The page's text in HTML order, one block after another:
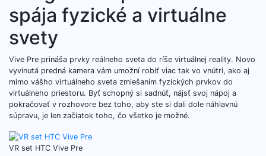
spája fyzické a virtuálne
svety
Vive Pre prináša prvky reálneho sveta do ríše virtuálnej reality. Novo
vyvinutá predná kamera vám umožní robiť viac tak vo vnútri, ako aj
mimo vášho virtuálneho sveta zmiešaním fyzických prvkov do
virtuálneho priestoru. Byť schopný si sadnúť, nájsť svoj nápoj a
pokračovať v rozhovore bez toho, aby ste si dali dole náhlavnú
súpravu, je len začiatok toho, čo všetko je možné.
VR set HTC Vive Pre